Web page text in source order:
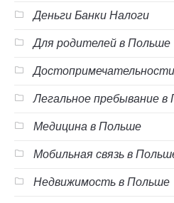
Деньги Банки Налоги
Для родителей в Польше
Легальное пребывание в
Медицина в Польше
Мобильная связь в
Недвижимость в Польше